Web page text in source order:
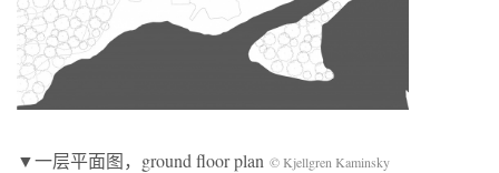
▼一层平面图，ground floor plan © Kjellgren Kaminsky